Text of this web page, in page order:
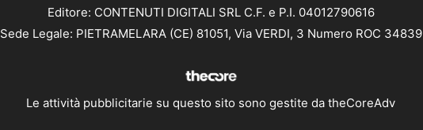
Editore: CONTENUTI DIGITALI SRL C.F. e P.I. 04012790616
Sede Legale: PIETRAMELARA (CE) 81051, Via VERDI, 3 Numero ROC 34839
Le attività pubblicitarie su questo sito sono gestite da theCoreAdv